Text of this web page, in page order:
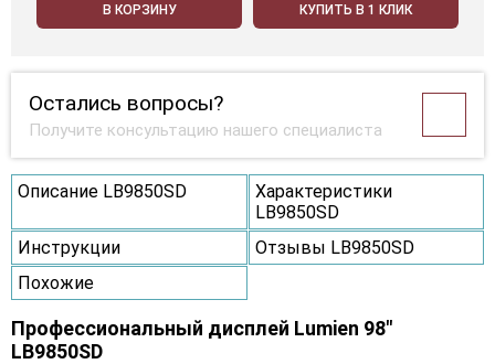
В КОРЗИНУ КУПИТЬ В 1 КЛИК
Остались вопросы?
Получите консультацию нашего специалиста
Описание LB9850SD
Характеристики
LB9850SD
Инструкции
Отзывы LB9850SD
Похожие
Профессиональный дисплей Lumien 98"
LB9850SD